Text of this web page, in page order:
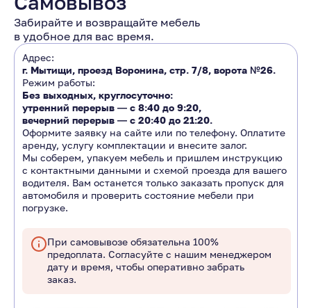
Забирайте и возвращайте мебель
в удобное для вас время.
Адрес:
г. Мытищи, проезд Воронина, стр. 7/8, ворота №26.
Режим работы:
Без выходных, круглосуточно:
утренний перерыв ― с 8:40 до 9:20,
вечерний перерыв ― с 20:40 до 21:20.
Оформите заявку на сайте или по телефону. Оплатите
аренду, услугу комплектации и внесите залог.
Мы соберем, упакуем мебель и пришлем инструкцию
с контактными данными и схемой проезда для вашего
водителя. Вам останется только заказать пропуск для
автомобиля и проверить состояние мебели при
погрузке.
При самовывозе обязательна 100%
предоплата. Согласуйте с нашим менеджером
дату и время, чтобы оперативно забрать
заказ.